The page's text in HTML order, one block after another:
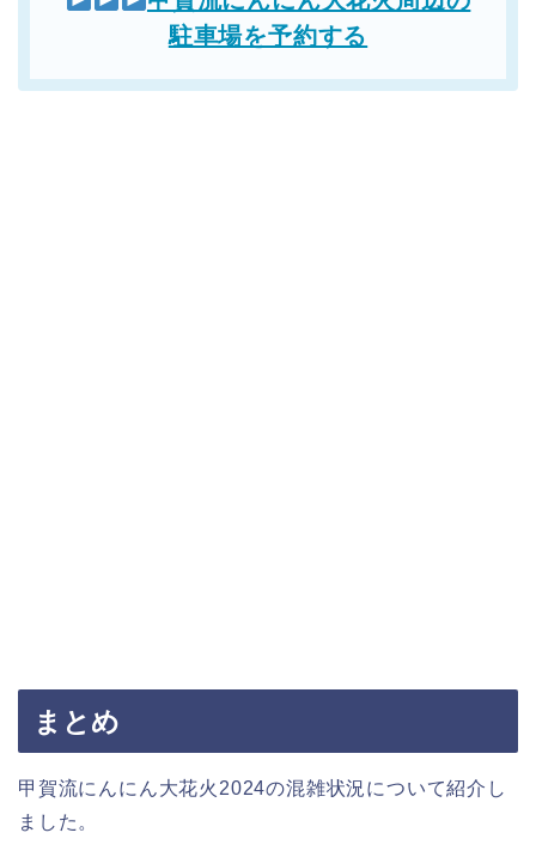
駐車場を予約する
まとめ
甲賀流にんにん大花火2024の混雑状況について紹介し
ました。